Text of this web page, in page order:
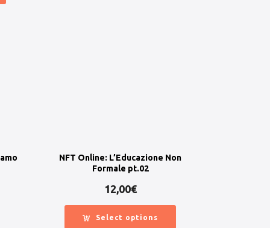
NFT Online: L’Educazione Non
Formale pt.02
12,00€
Select options